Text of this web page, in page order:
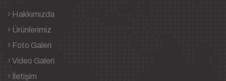
Hakkımızda
Ürünlerimiz
Foto Galeri
Video Galeri
İletişim